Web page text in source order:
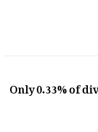
Only 0.33% of